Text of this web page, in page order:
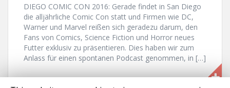
DIEGO COMIC CON 2016: Gerade findet in San Diego
die alljährliche Comic Con statt und Firmen wie DC,
Warner und Marvel reißen sich geradezu darum, den
Fans von Comics, Science Fiction und Horror neues
Futter exklusiv zu präsentieren. Dies haben wir zum
Anlass für einen spontanen Podcast genommen, in […]